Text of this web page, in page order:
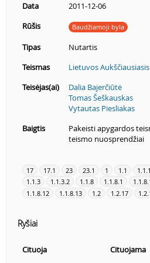
Data
2011-12-06
Rūšis
Baudžiamoji byla
Tipas
Nutartis
Teismas
Lietuvos
Teisėjas(ai)
Dalia Bajerčiūtė
Tomas Šeškauskas
Vytautas Piesliakas
Baigtis
Pakeisti apygardos
teismo nuosprendžiai
17 17.1 23 23.1 1 1.1 1.1.1
1.1.3
1.1.3.2 1.1.8 1.1.8.1
1.1.8.12
1.1.8.13 1.2 1.2.17
Ryšiai
Cituoja
Cituojama